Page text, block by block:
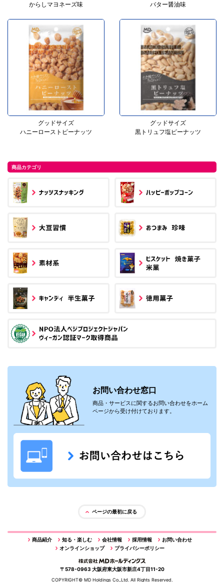
からしマヨネーズ味
バター醤油味
グッドサイズ
ハニーローストピーナッツ
グッドサイズ
黒トリュフ塩ピーナッツ
商品カテゴリ
お問い合わせ窓口
商品・サービスに関するお問い合わせをホーム
ページから受け付けております。
ページの最初に戻る
商品紹介 知る・楽しむ 会社情報 採用情報
お問い合わせ
オンラインショップ
プライバシーポリシー
〒578-0963 大阪府東大阪市新庄4丁目11-20
COPYRIGHT©︎ MD Holdings Co.,Ltd. All Rights Reserved.